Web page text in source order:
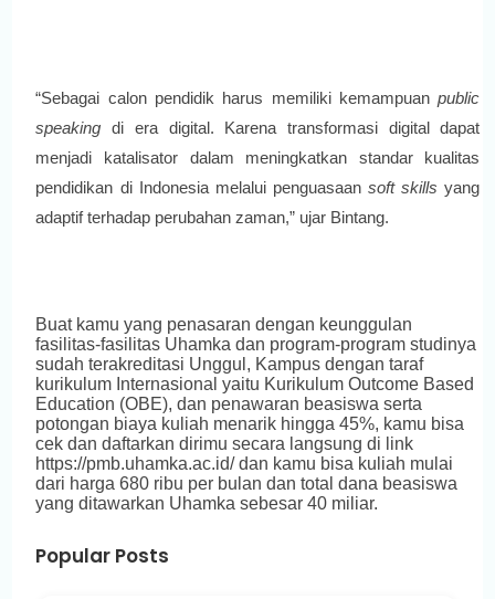
“Sebagai calon pendidik harus memiliki kemampuanpublic
speakingdi era digital. Karena transformasi digital dapat
menjadi katalisator dalam meningkatkan standar kualitas
pendidikan di Indonesia melalui penguasaan soft skills yang
adaptif terhadap perubahan zaman,” ujar Bintang.
Buat kamu yang penasaran dengan keunggulan
fasilitas-fasilitas Uhamka dan program-program studinya
sudah terakreditasi Unggul, Kampus dengan taraf
kurikulum Internasional yaitu Kurikulum Outcome Based
Education (OBE), dan penawaran beasiswa serta
potongan biaya kuliah menarik hingga 45%, kamu bisa
cek dan daftarkan dirimu secara langsung di link
https://pmb.uhamka.ac.id/ dan kamu bisa kuliah mulai
dari harga 680 ribu per bulan dan total dana beasiswa
yang ditawarkan Uhamka sebesar 40 miliar.
Popular Posts